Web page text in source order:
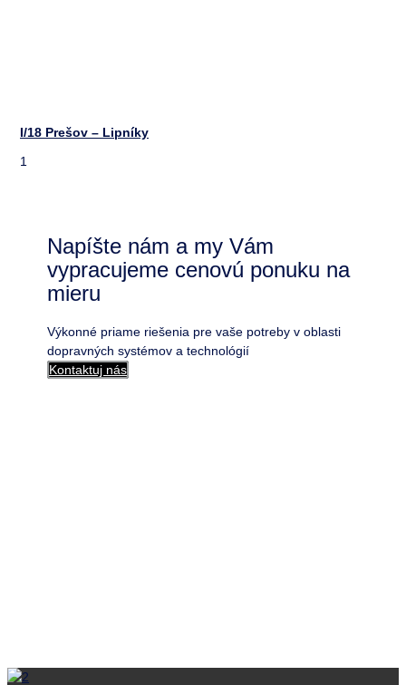
I/18 Prešov – Lipníky
Napíšte nám a my Vám
vypracujeme cenovú ponuku na
mieru
Výkonné priame riešenia pre vaše potreby v oblasti
dopravných systémov a technológií
Kontaktuj nás